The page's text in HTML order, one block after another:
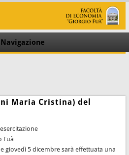
Navigazione
Maria Cristina) del
Fuà
giovedì 5 dicembre sarà effettuata una